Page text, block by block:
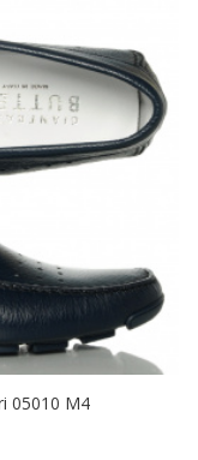
05010 M4